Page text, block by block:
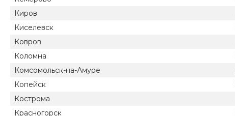
Киров
Киселевск
Ковров
Коломна
Комсомольск-на-Амуре
Копейск
Кострома
Красногорск